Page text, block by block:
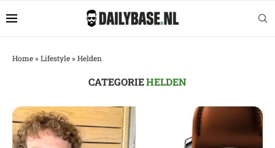
Home» Lifestyle» Helden
CATEGORIEHELDEN